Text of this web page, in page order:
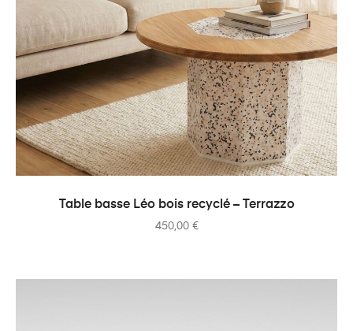
AJOUTER AU PANIER
Table basse Léo bois recyclé – Terrazzo
450,00 €